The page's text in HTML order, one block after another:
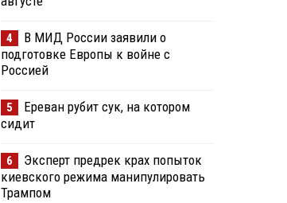
4
В МИД России заявили о
подготовке Европы к войне с
Россией
5
Ереван рубит сук, на котором
сидит
6
Эксперт предрек крах попыток
киевского режима манипулировать
Трампом